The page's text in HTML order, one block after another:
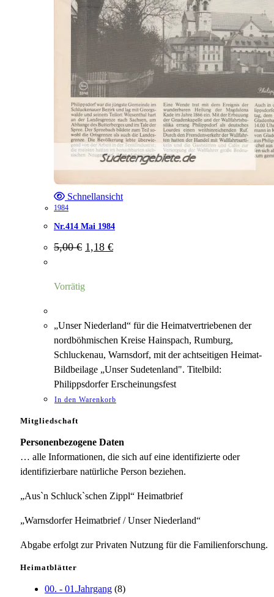
Schnellansicht
1984
Nr.414 Mai 1984
5,00€ Ursprünglicher
Preis
1,18 €Aktueller
Preis
Vorrätig
„Unser Niederland“ für die Heimatvertriebenen der
nordböhmischen Kreise Hainspach, Rumburg,
Schluckenau, Warnsdorf, mit der achtseitigen Heimat-
Bildbeilage „Unser Sudetenland". Titelbild:
Philippsdorfer Erscheinungsfest
In den Warenkorb
Mitgliedschaft
Personenbezogene Daten
… alle Informationen, die sich auf eine identifizierte oder
identifizierbare natürliche Person beziehen.
„Aus`n Schluck`schen Zippl“ Heimatbrief
„Warnsdorfer Heimatbrief / Unser Niederland“
Abgabe erfolgt zur Privaten Nutzung für die Familienforschung.
Heimatblätter
00. - 01.Jahrgang (8)